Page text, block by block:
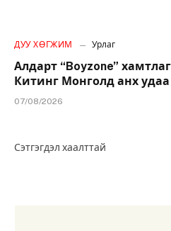
ДУУ ХӨГЖИМ Урлаг
Алдарт “Boyzone”
Китинг Монголд анх
07/08/2026
Сэтгэгдэл хаалттай